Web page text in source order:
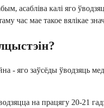
асабліва калі яго
час мае такое вялікае
- яго заўсёды ўводзяць
на працягу 20-21